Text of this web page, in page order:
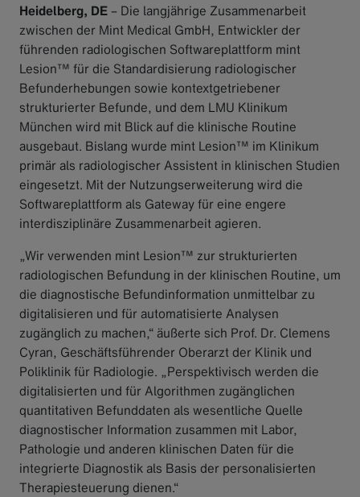
Heidelberg, DE – Die langjährige Zusammenarbeit
zwischen der Mint Medical GmbH, Entwickler der
führenden radiologischen Softwareplattform mint
Lesion™ für die Standardisierung radiologischer
Befunderhebungen sowie kontextgetriebener
strukturierter Befunde, und dem LMU Klinikum
München wird mit Blick auf die klinische Routine
ausgebaut. Bislang wurde mint Lesion™ im Klinikum
primär als radiologischer Assistent in klinischen Studien
eingesetzt. Mit der Nutzungserweiterung wird die
Softwareplattform als Gateway für eine engere
interdisziplinäre Zusammenarbeit agieren.
„Wir verwenden mint Lesion™ zur strukturierten
radiologischen Befundung in der klinischen Routine, um
die diagnostische Befundinformation unmittelbar zu
digitalisieren und für automatisierte Analysen
zugänglich zu machen,“ äußerte sich Prof. Dr. Clemens
Cyran, Geschäftsführender Oberarzt der Klinik und
Poliklinik für Radiologie. „Perspektivisch werden die
digitalisierten und für Algorithmen zugänglichen
quantitativen Befunddaten als wesentliche Quelle
diagnostischer Information zusammen mit Labor,
Pathologie und anderen klinischen Daten für die
integrierte Diagnostik als Basis der personalisierten
Therapiesteuerung dienen.“